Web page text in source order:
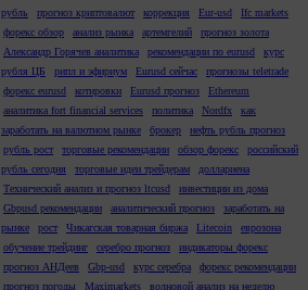
рубль
прогноз криптовалют коррекция Eur-usd
Ifc markets
форекс обзор
анализ рынка артемгелий
прогноз золота
Александр Горячев аналитика
рекомендации по eurusd
курс
рубля ЦБ
рипл и эфириум Eurusd сейчас
прогнозы teletrade
форекс eurusd
котировки Eurusd прогноз
Ethereum
аналитика fort financial services
политика Nordfx
как
заработать на валютном рынке
брокер
нефть рубль прогноз
рубль рост
торговые рекомендации обзор форекс
российский
рубль сегодня
торговые идеи трейдерам
доллариена
Технический анализ и прогноз ltcusd
инвестиции из дома
Gbpusd рекомендации
аналитический прогноз
заработать на
рынке
рост Чикагская товарная биржа Litecoin
еврозона
обучение трейдинг
серебро прогноз
индикаторы форекс
прогноз АНДеев
Gbp-usd курс серебра
форекс рекомендации
прогноз погоды
Maximarkets волновой анализ на неделю